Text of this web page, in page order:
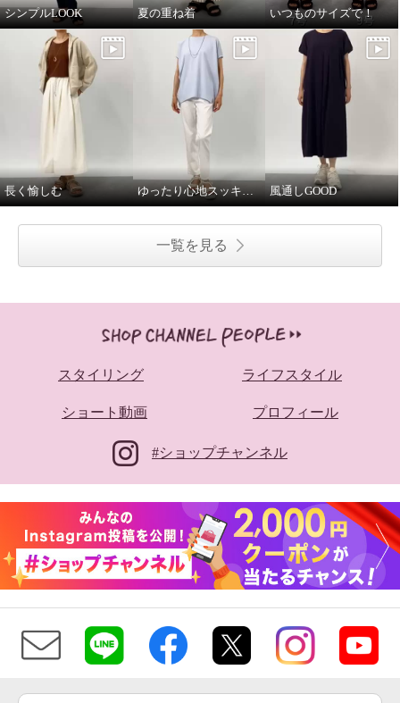
シンプルLOOK 夏の重ね着 いつものサイズで！
長く愉しむ ゆったり心地スッキリ見え 風通しGOOD
一覧を見る
スタイリング ライフスタイル
ショート動画 プロフィール
#ショップチャンネル